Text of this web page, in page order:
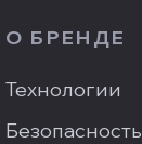
О БРЕНДЕ
Технологии
Безопасность